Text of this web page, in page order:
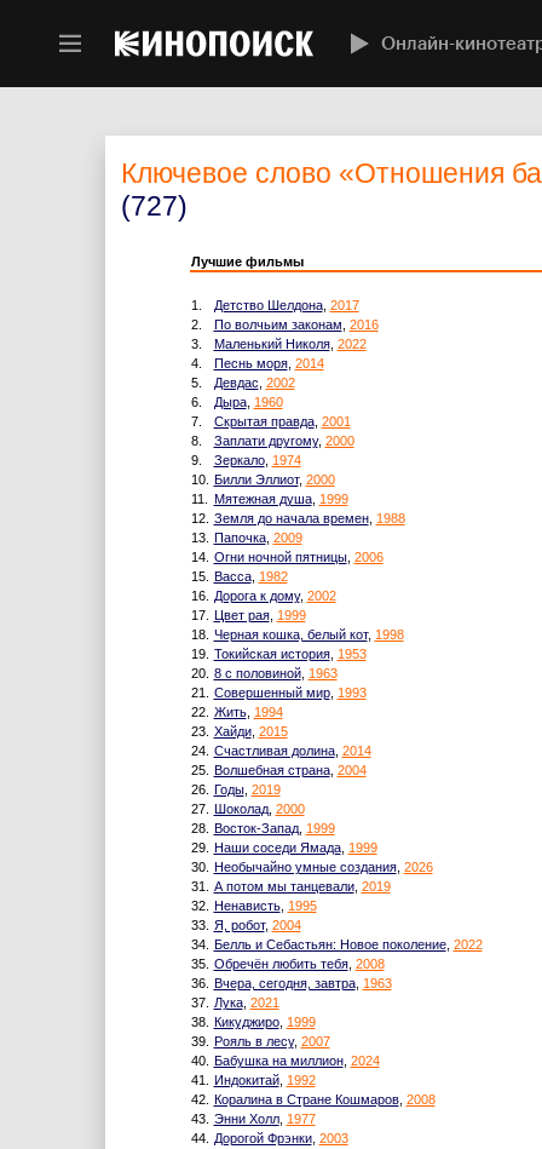
Онлайн-
Ключевое слово «Отношения
(727)
Лучшие фильмы
1. Детство Шелдона, 2017
2.
По волчьим законам 2016
3.
Маленький Николя, 2022
4.
Песнь моря, 2014
5.
Девдас 2002
6.
Дыра, 1960
7.
Скрытая правда, 2001
8.
Заплати другому, 2000
9.
Зеркало, 1974
10. Билли Эллиот, 2000
11.
Мятежная душа, 1999
12. Земля до начала времен, 1988
13. Папочка, 2009
14. Огни ночной пятницы, 2006
15. Васса, 1982
16.
Дорога к дому, 2002
17. Цвет рая, 1999
18. Черная кошка, белый кот, 1998
19. Токийская история, 1953
20. 8 с половиной, 1963
21.
Совершенный мир, 1993
22. Жить, 1994
23. Хайди, 2015
24. Счастливая долина, 2014
25. Волшебная страна, 2004
26. Годы, 2019
27. Шоколад, 2000
28. Восток-Запад, 1999
29. Наши соседи Ямада, 1999
30. Необычайно умные создания, 2026
31.
А потом мы танцевали, 2019
32. Ненависть, 1995
33. Я, робот, 2004
34. Белль и Себастьян: Новое поколение, 2022
35. Обречён любить тебя, 2008
36. Вчера, сегодня, завтра, 1963
37.
Лука, 2021
38. Кикуджиро, 1999
39. Рояль в лесу, 2007
40. Бабушка на миллион, 2024
41.
Индокитай, 1992
42. Коралина в Стране Кошмаров, 2008
43. Энни Холл, 1977
44.
Дорогой Фрэнки, 2003